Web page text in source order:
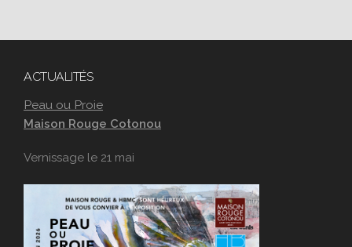
ACTUALITÉS
Peau ou Proie
Maison Rouge Cotonou
Vernissage le 21 mai